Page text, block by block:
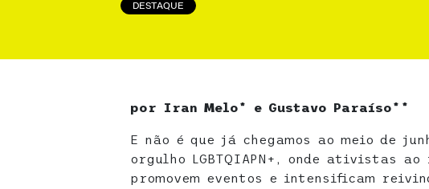
DESTAQUE
por Iran Melo* e Gustavo Paraíso**
E não é que já chegamos ao meio de
orgulho LGBTQIAPN+, onde ativistas ao
promovem eventos e intensificam